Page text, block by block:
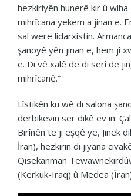
hezkiriyên hunerê kir û
mihrîcana yekem a jinan e.
sal were lidarxistin.
şanoyê yên jinan e, hem jî
e. Di vê xalê de di serî de
mihrîcanê.”
Lîstikên ku wê di salona
derbikevin ser dikê ev in:
Birînên te ji eşqê ye, Jinek
İran), hezkirin di jiyana
Qisekanman
(Kerkuk-Iraq) û Medea